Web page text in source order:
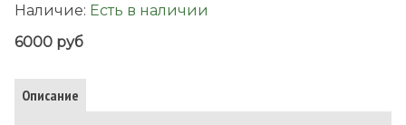
Наличие: Есть в наличии
6000 руб
Описание